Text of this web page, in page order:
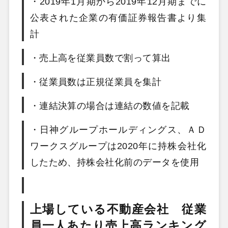
公表された企業の有価証券報告書より集
計
・売上高を従業員数で割って算出
・従業員数は正規従業員を集計
・連結決算の場合は連結の数値を記載
・日神グループホールディングス、ＡＤ
ワークスグループは2020年に持株会社化
したため、持株会社化前のデータを使用
上場している不動産会社 従業